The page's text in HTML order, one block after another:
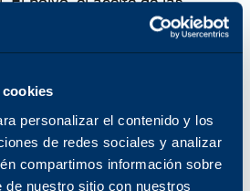
personalizar el contenido y los
de redes sociales y analizar
compartimos información sobre
de nuestro sitio con nuestros
y otros contaminantes pueden
la eficacia y la vida
crear "puntos calientes" -
energía térmica- en la
Un punto caliente
filamento de tungsteno se